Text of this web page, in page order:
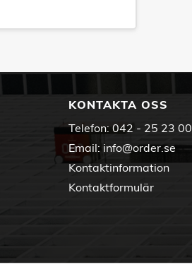
KONTAKTA OSS
Telefon: 042 - 25 23 00
Email: info@order.se
Kontaktinformation
Kontaktformulär